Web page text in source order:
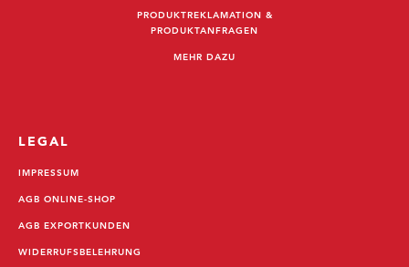
PRODUKTREKLAMATION &
PRODUKTANFRAGEN
MEHR DAZU
LEGAL
IMPRESSUM
AGB ONLINE-SHOP
AGB EXPORTKUNDEN
WIDERRUFSBELEHRUNG